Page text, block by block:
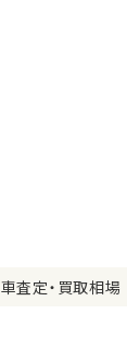
車査定・買取相場